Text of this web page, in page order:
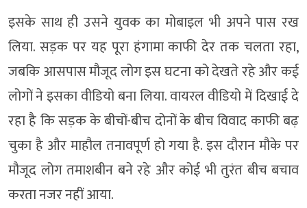
इसके साथ ही उसने युवक का मोबाइल भी अपने पास रख
लिया. सड़क पर यह पूरा हंगामा काफी देर तक चलता रहा,
जबकि आसपास मौजूद लोग इस घटना को देखते रहे और कई
लोगों ने इसका वीडियो बना लिया. वायरल वीडियो में दिखाई दे
रहा है कि सड़क के बीचों-बीच दोनों के बीच विवाद काफी बढ़
चुका है और माहौल तनावपूर्ण हो गया है. इस दौरान मौके पर
मौजूद लोग तमाशबीन बने रहे और कोई भी तुरंत बीच बचाव
करता नजर नहीं आया.